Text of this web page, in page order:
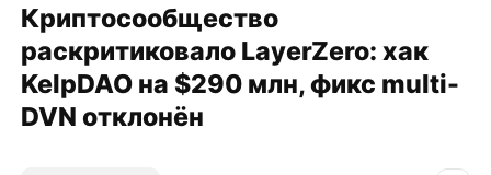
Криптосообщество
раскритиковало LayerZero: хак
KelpDAO на $290 млн, фикс multi-
DVN отклонён